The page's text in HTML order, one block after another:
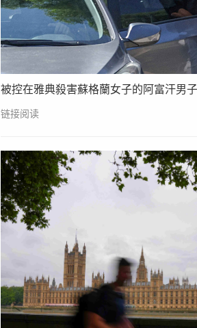
被控在雅典殺害蘇格蘭女子的阿富汗男
链接阅读